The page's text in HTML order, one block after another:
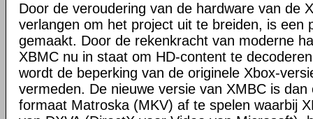
Door de veroudering van de hardware van de
verlangen om het project uit te breiden, is een
gemaakt. Door de rekenkracht van moderne
XBMC nu in staat om HD-content te
wordt de beperking van de originele Xbox-
vermeden. De nieuwe versie van XMBC is
formaat Matroska (MKV) af te spelen waarbij